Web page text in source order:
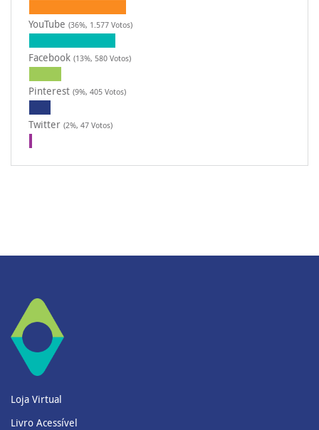
YouTube (36%, 1.577 Votos)
Facebook (13%, 580 Votos)
Pinterest (9%, 405 Votos)
Twitter (2%, 47 Votos)
Loja Virtual
Livro Acessível